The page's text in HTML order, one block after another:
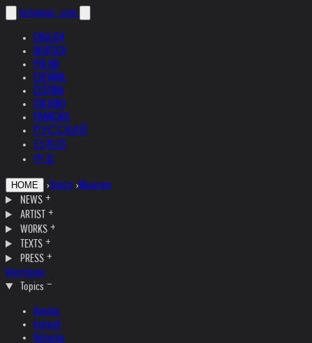
helnwein .com
ENGLISH
DEUTSCH
POLSKI
ESPAÑOL
ČEŠTINA
ITALIANO
FRANÇAIS
РУССКИЙ
日本語
中文
HOME › Topics ›Museum
NEWS
ARTIST
WORKS
TEXTS
PRESS
Interviews
Topics
Austria
Ireland
Helvetia